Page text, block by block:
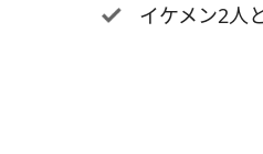
イケメン2人